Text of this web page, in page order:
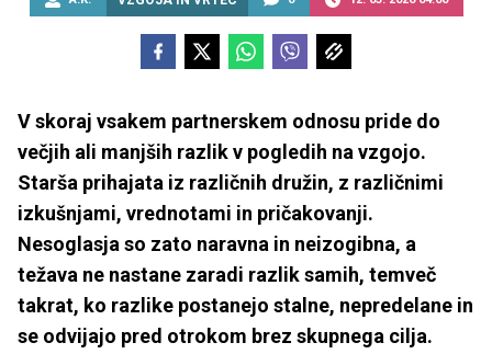
V skoraj vsakem partnerskem odnosu pride do
večjih ali manjših razlik v pogledih na vzgojo.
Starša prihajata iz različnih družin, z različnimi
izkušnjami, vrednotami in pričakovanji.
Nesoglasja so zato naravna in neizogibna, a
težava ne nastane zaradi razlik samih, temveč
takrat, ko razlike postanejo stalne, nepredelane in
se odvijajo pred otrokom brez skupnega cilja.